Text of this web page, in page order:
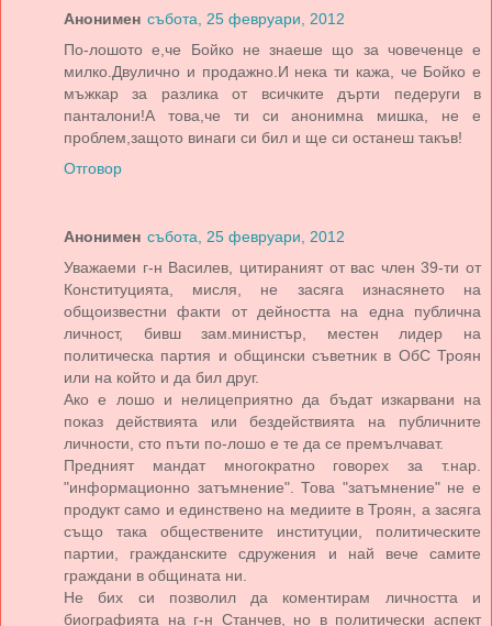
Анонимен събота, 25 февруари, 2012
По-лошото е,че Бойко не знаеше що за човеченце е
милко.Двулично и продажно.И нека ти кажа, че Бойко е
мъжкар за разлика от всичките дърти педеруги в
панталони!А това,че ти си анонимна мишка, не е
проблем,защото винаги си бил и ще си останеш такъв!
Отговор
Анонимен събота, 25 февруари, 2012
Уважаеми г-н Василев, цитираният от вас член 39-ти от
Конституцията, мисля, не засяга изнасянето на
общоизвестни факти от дейността на една публична
личност, бивш зам.министър, местен лидер на
политическа партия и общински съветник в ОбС Троян
или на който и да бил друг.
Ако е лошо и нелицеприятно да бъдат изкарвани на
показ действията или бездействията на публичните
личности, сто пъти по-лошо е те да се премълчават.
Предният мандат многократно говорех за т.нар.
"информационно затъмнение". Това "затъмнение" не е
продукт само и единствено на медиите в Троян, а засяга
също така обществените институции, политическите
партии, гражданските сдружения и най вече самите
граждани в общината ни.
Не бих си позволил да коментирам личността и
биографията на г-н Станчев, но в политически аспект